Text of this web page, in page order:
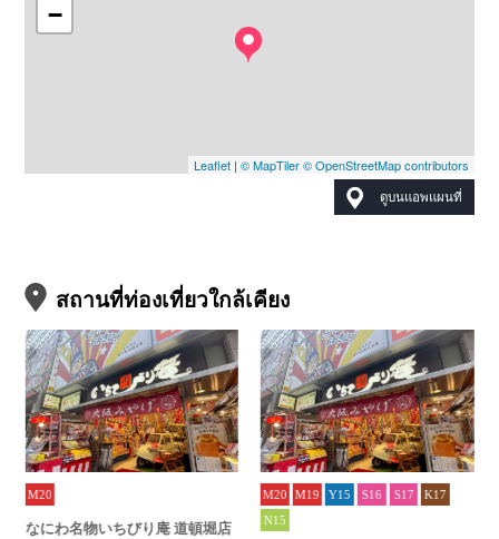
−
Leaflet| © MapTiler © OpenStreetMap contributors
ดูบนแอพแผนที่
สถานที่ท่องเที่ยวใกล้เคียง
M20
なにわ名物いちびり庵 道頓堀店
M20 M19 Y15 S16 S17
K17
N15